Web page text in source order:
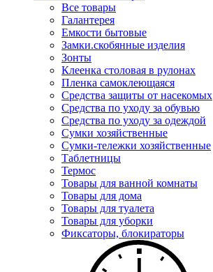
Все товары
Галантерея
Емкости бытовые
Замки.скобянные изделия
Зонты
Клеенка столовая в рулонах
Пленка самоклеющаяся
Средства защиты от насекомых
Средства по уходу за обувью
Средства по уходу за одеждой
Сумки хозяйственные
Сумки-тележки хозяйственные
Таблетницы
Термос
Товары для ванной комнаты
Товары для дома
Товары для туалета
Товары для уборки
Фиксаторы, блокираторы